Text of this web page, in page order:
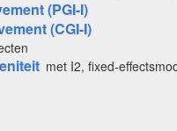
(PGI-I)
(CGI-I)
met I2, fixed-